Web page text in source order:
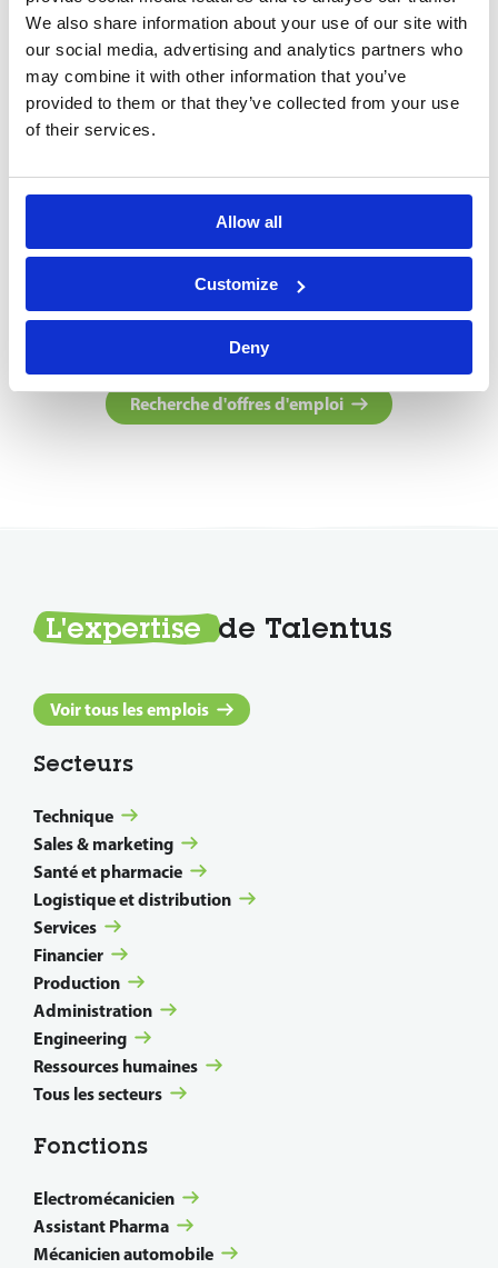
We also share information about your use of our site with
our social media, advertising and analytics partners who
may combine it with other information that you’ve
provided to them or that they’ve collected from your use
of their services.
Allow all
Customize
Deny
1.
Introduction
Tu nous dis qui tu es, ce que tu
peux faire et ce que tu veux.
Nous prenons le temps de
vraiment te connaître.
Recherche d'offres d'emploi
L'expertise de Talentus
Voir tous les emplois
Secteurs
Technique
Sales & marketing
Santé et pharmacie
Logistique et distribution
Services
Financier
Production
Administration
Engineering
Ressources humaines
Tous les secteurs
Fonctions
Electromécanicien
Assistant Pharma
Mécanicien automobile